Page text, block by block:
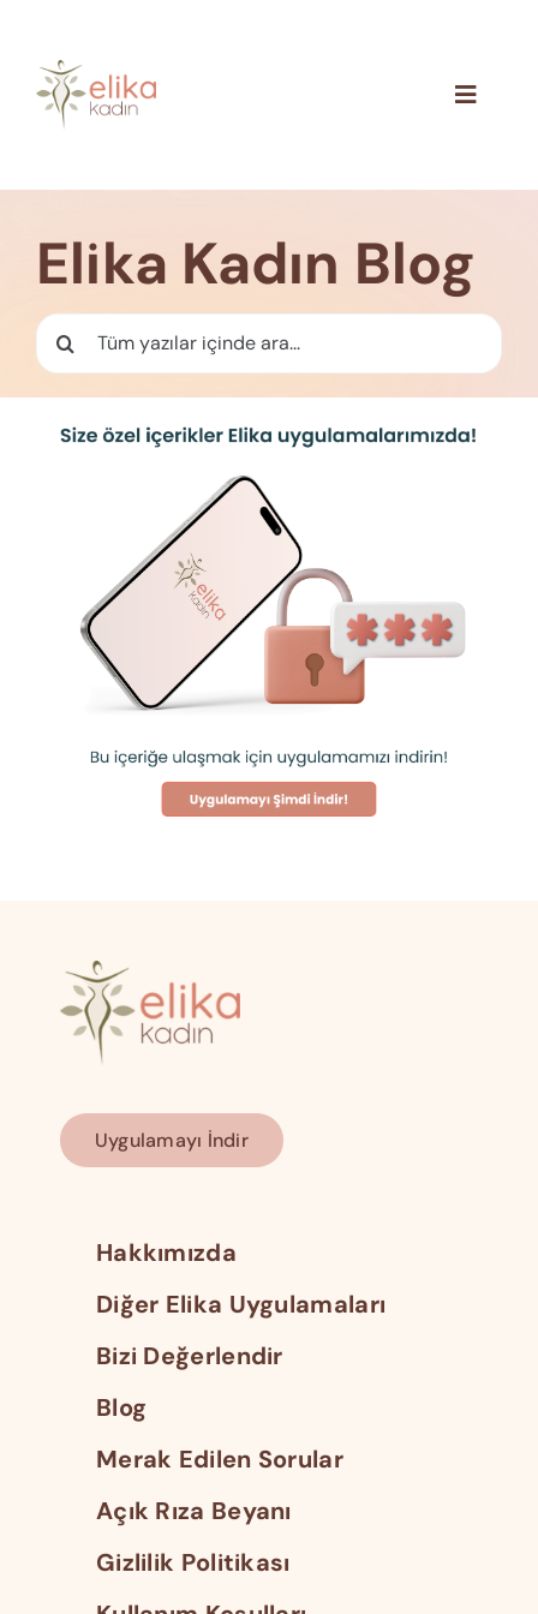
content
Toggle
İletişim
Elika Kadın Blog
Ara:
Uygulamayı İndir
Hakkımızda
Diğer Elika Uygulamaları
Bizi Değerlendir
Blog
Merak Edilen Sorular
Açık Rıza Beyanı
Gizlilik Politikası